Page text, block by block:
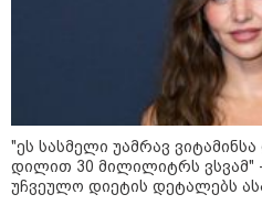
"ეს სასმელი უამრავ
დილით 30 მილილიტრს ვსვამ"
უჩვეულო დიეტის დეტალებს